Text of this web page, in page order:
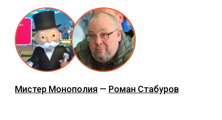
Мистер Монополия — Роман Стабуров